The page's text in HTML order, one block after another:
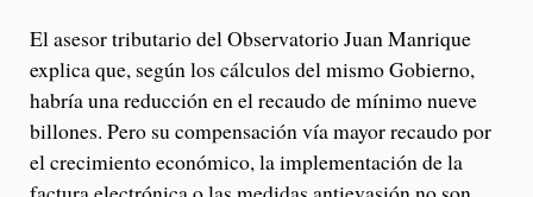
El asesor tributario del Observatorio Juan Manrique
explica que, según los cálculos del mismo Gobierno,
habría una reducción en el recaudo de mínimo nueve
billones. Pero su compensación vía mayor recaudo por
el crecimiento económico, la implementación de la